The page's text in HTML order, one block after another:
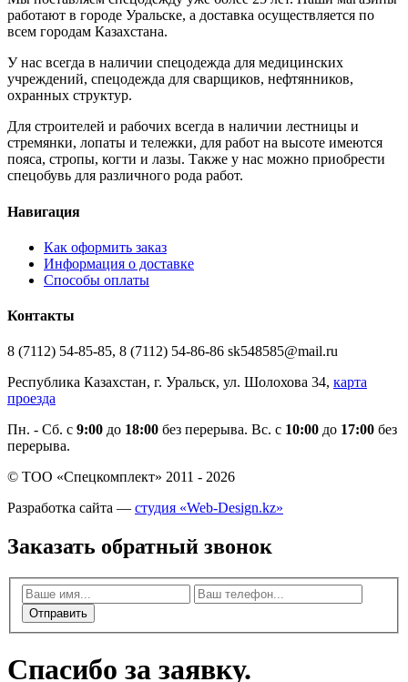
работают в городе Уральске, а доставка осуществляется по
всем городам Казахстана.
У нас всегда в наличии спецодежда для медицинских
учреждений, спецодежда для сварщиков, нефтянников,
охранных структур.
Для строителей и рабочих всегда в наличии лестницы и
стремянки, лопаты и тележки, для работ на высоте имеются
пояса, стропы, когти и лазы. Также у нас можно приобрести
спецобувь для различного рода работ.
Навигация
Как оформить заказ
Информация о доставке
Способы оплаты
Контакты
8 (7112) 54-85-85, 8 (7112) 54-86-86 sk548585@mail.ru
Республика Казахстан, г. Уральск, ул. Шолохова 34, карта
проезда
Пн. - Cб. с 9:00 до 18:00 без перерыва. Вс. с 10:00 до 17:00 без
перерыва.
© ТОО «Спецкомплект» 2011 - 2026
Разработка сайта — студия «Web-Design.kz»
Заказать обратный звонок
Отправить
Спасибо за заявку.